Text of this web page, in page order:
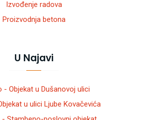
Izvođenje radova
Proizvodnja betona
U Najavi
- Objekat u Dušanovoj ulici
u ulici Ljube Kovačevića